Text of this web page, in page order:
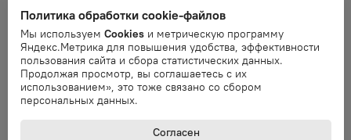
Ошибка обработки запроса. Повторите
запрос через минуту.
Ошибка
Ошибка обработки запроса. Повторите
запрос через минуту.
Политика обработки cookie-файлов
Мы используем Cookies и метрическую программу
Яндекс.Метрика для повышения удобства, эффективности
пользования сайта и сбора статистических данных.
Продолжая просмотр, вы соглашаетесь с их
использованием», это тоже связано со сбором
персональных данных.
Согласен